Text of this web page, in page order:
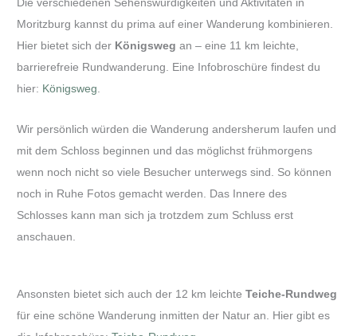
Die verschiedenen Sehenswürdigkeiten und Aktivitäten in
Moritzburg kannst du prima auf einer Wanderung kombinieren.
Hier bietet sich der Königsweg an – eine 11 km leichte,
barrierefreie Rundwanderung. Eine Infobroschüre findest du
hier: Königsweg
Wir persönlich würden die Wanderung andersherum laufen und
mit dem Schloss beginnen und das möglichst frühmorgens
wenn noch nicht so viele Besucher unterwegs sind. So können
noch in Ruhe Fotos gemacht werden. Das Innere des
Schlosses kann man sich ja trotzdem zum Schluss erst
anschauen.
Ansonsten bietet sich auch der 12 km leichteTeiche-Rundweg
für eine schöne Wanderung inmitten der Natur an. Hier gibt es